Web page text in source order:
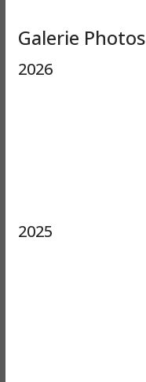
Galerie Photos
2026
2025